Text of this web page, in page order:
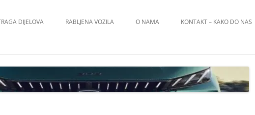
DIJELOVA
DIJELOVI I OPREMA
RABLJENA VOZILA O NAMA KONTAKT – KAKO DO NAS